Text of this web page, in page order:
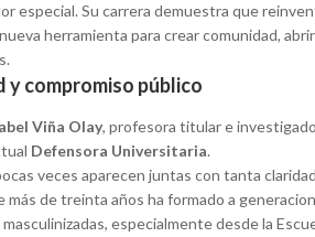
especial. Su carrera demuestra que
herramienta para crear comunidad,
y compromiso público
Viña Olay, profesora titular e
Defensora Universitaria.
veces aparecen juntas con tanta
de treinta años ha formado a
especialmente desde la